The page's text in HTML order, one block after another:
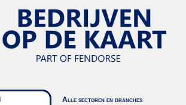
Alle sectoren en branches